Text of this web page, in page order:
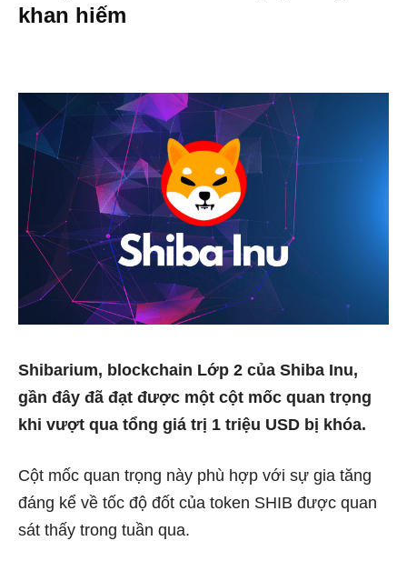
khan hiếm
Shibarium, blockchain Lớp 2 của Shiba Inu,
gần đây đã đạt được một cột mốc quan trọng
khi vượt qua tổng giá trị 1 triệu USD bị khóa.
Cột mốc quan trọng này phù hợp với sự gia tăng
đáng kể về tốc độ đốt của token SHIB được quan
sát thấy trong tuần qua.